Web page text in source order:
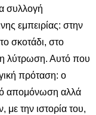
συλλογή
εμπειρίας: στην
σκοτάδι, στο
λύτρωση. Αυτό που
πρόταση: ο
απομόνωση αλλά
την ιστορία του,